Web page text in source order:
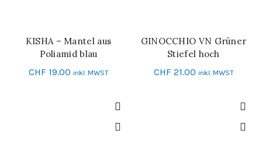
IN DEN WARENKORB
KISHA – Mantel aus
Poliamid blau
CHF 19.00 inkl. MWST
SCHNELL-EINKAUF
GINOCCHIO VN Grüner
Stiefel hoch
CHF 21.00 inkl. MWST